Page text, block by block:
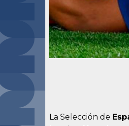
La Selección de